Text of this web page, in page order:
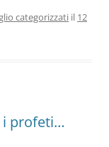
categorizzati il 12
i profeti…